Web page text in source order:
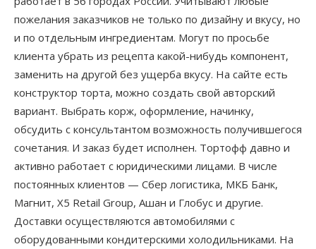
пожелания заказчиков не только по дизайну и вкусу, но
и по отдельным ингредиентам. Могут по просьбе
клиента убрать из рецепта какой-нибудь компонент,
заменить на другой без ущерба вкусу. На сайте есть
конструктор торта, можно создать свой авторский
вариант. Выбрать корж, оформление, начинку,
обсудить с консультантом возможность получившегося
сочетания. И заказ будет исполнен. Тортофф давно и
активно работает с юридическими лицами. В числе
постоянных клиентов — Сбер логистика, МКБ Банк,
Магнит, Х5 Retail Group, Ашан и Глобус и другие.
Доставки осуществляются автомобилями с
оборудованными кондитерскими холодильниками. На